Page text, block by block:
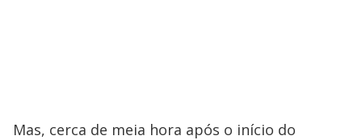
Mas, cerca de meia hora após o início do